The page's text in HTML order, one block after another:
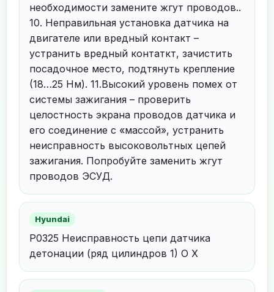
необходимости замените жгут проводов..
10. Неправильная установка датчика на
двигателе или вредный контакт –
устранить вредный контаткт, зачистить
посадочное место, подтянуть крепление
(18…25 Нм). 11.Высокий уровень помех от
системы зажигания – проверить
целостность экрана проводов датчика и
его соединение с «массой», устранить
неисправность высоковольтных цепей
зажигания. Попробуйте заменить жгут
проводов ЭСУД.
Hyundai
P0325 Неисправность цепи датчика
детонации (ряд цилиндров 1) О Х